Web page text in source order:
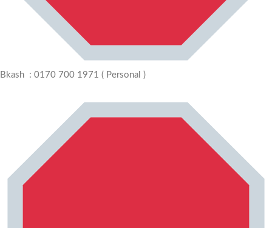
Bkash : 0170 700 1971 ( Personal )